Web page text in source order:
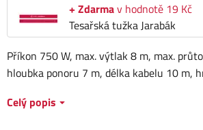
+ Zdarmav hodnotě 19 Kč
Tesařská tužka Jarabák
Příkon 750 W, max. výtlak 8 m, max.
hloubka ponoru 7 m, délka kabelu 10 m,
Celý popis